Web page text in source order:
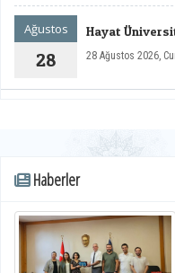
Ağustos
28
Hayat
28 Ağustos 2026,
Haberler